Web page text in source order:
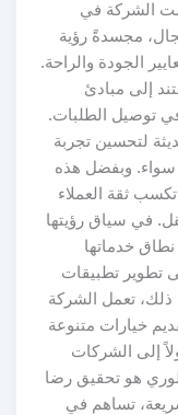
الشركة في
مجسدةً رؤية
الجودة والراحة.
إلى مبادئ
في توصيل الطلبات.
لتحسين تجربة
سواء. وبفضل هذه
ثقة العملاء
في سياق رؤيتها
خدماتها
تطوير تطبيقات
ذلك، تعمل الشركة
خيارات متنوعة
إلى الشركات
لوري هو تحقيق رضا
تساهم في